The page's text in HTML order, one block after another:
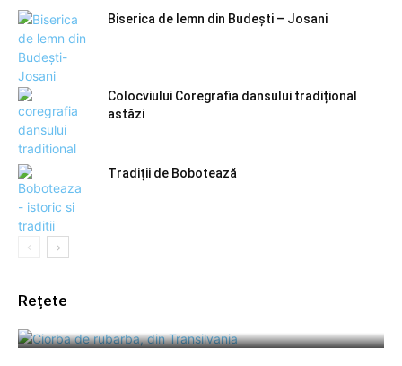
Biserica de lemn din Budești – Josani
Colocviului Coregrafia dansului tradițional
astăzi
Tradiții de Bobotează
Rețete